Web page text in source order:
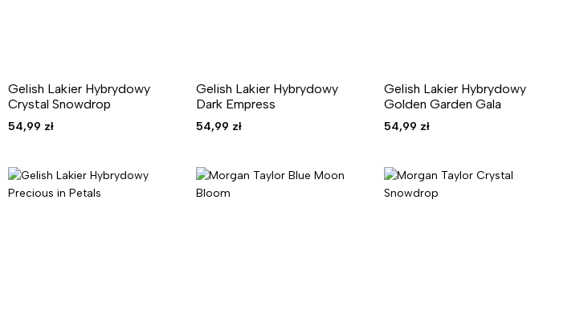
Gelish Lakier Hybrydowy
Crystal Snowdrop
54,99 zł
Gelish Lakier Hybrydowy
Dark Empress
54,99 zł
Gelish Lakier Hybrydowy
Golden Garden Gala
54,99 zł